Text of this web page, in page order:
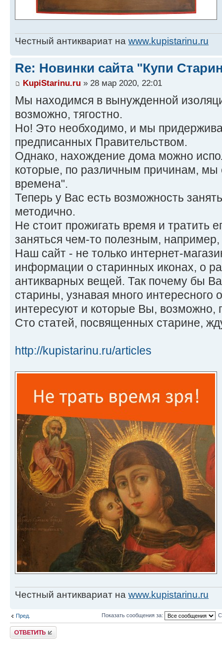
Честный антиквариат на www.kupistarinu.ru
Re: Новинки сайта "Купи
KupiStarinu.ru » 28 мар 2020, 22:01
Мы находимся в вынужденной
возможно, тягостно.
Но! Это необходимо, и мы
предписанных Правительством.
Однако, нахождение дома можно
которые, по различным причинам,
времена".
Теперь у Вас есть возможность
методично.
Не стоит прожигать время и тратить
заняться чем-то полезным, например,
Наш сайт - не только интернет-
информации о старинных иконах, о
антикварных вещей. Так почему бы
старины, узнавая много интересного
интересуют и которые Вы, возможно,
Сто статей, посвященных старине,
http://kupistarinu.ru/articles
Честный антиквариат на www.kupistarinu.ru
Пред. Показать сообщения за:
Ответить